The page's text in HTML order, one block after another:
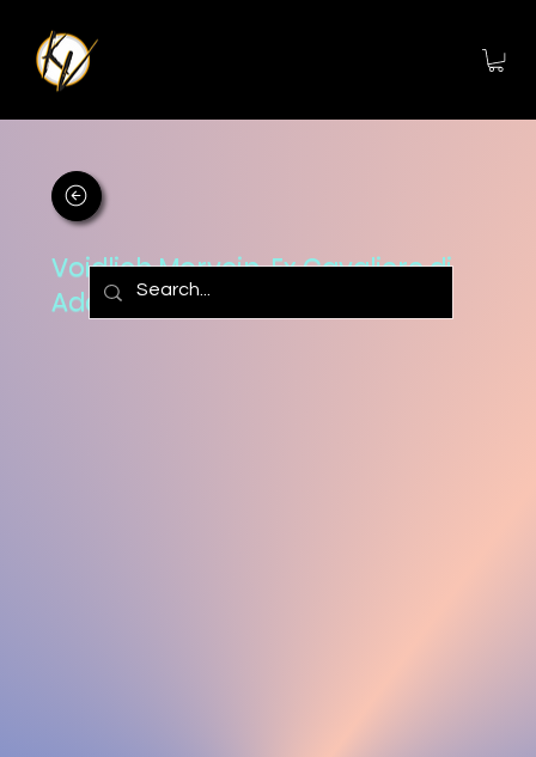
Voidlich Morvein, Ex Cavaliere di
Adam